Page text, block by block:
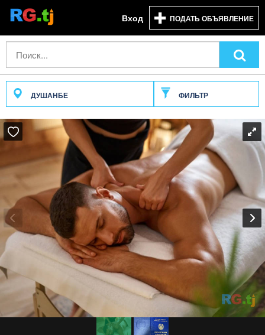
Вход ПОДАТЬ ОБЪЯВЛЕНИЕ
ДУШАНБЕ ФИЛЬТР